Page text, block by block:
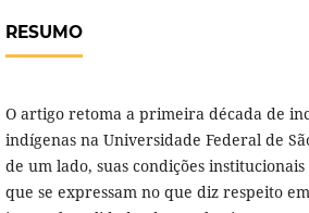
RESUMO
O artigo retoma a primeira década de
indígenas na Universidade Federal de
de um lado, suas condições
que se expressam no que diz respeito